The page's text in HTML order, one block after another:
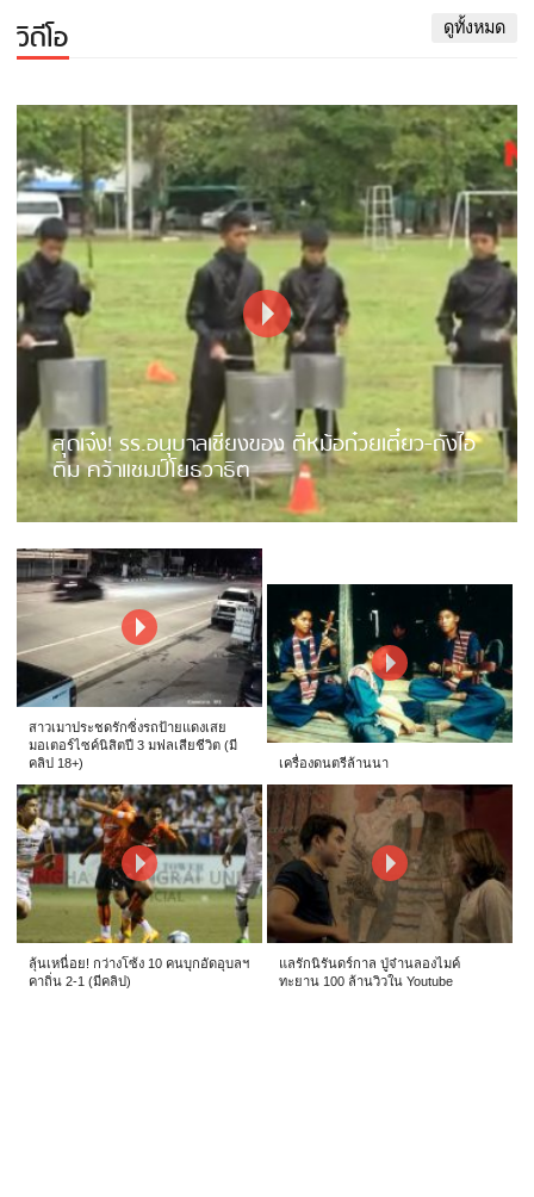
วิดีโอ ดูทั้งหมด
สุดเจ๋ง! รร.อนุบาลเชียงของ ตีหม้อก๋วยเตี๋ยว-ถังไอ
ติม คว้าแชมป์โยธวาธิต
สาวเมาประชดรักซิ่งรถป้ายแดงเสย
มอเตอร์ไซค์นิสิตปี 3 มฟลเสียชีวิต (มี
คลิป 18+)
เครื่องดนตรีล้านนา
ลุ้นเหนื่อย! กว่างโซ้ง 10 คนบุกอัดอุบลฯ
คาถิ่น 2-1 (มีคลิป)
แลรักนิรันดร์กาล ปู่จ๋านลองไมค์
ทะยาน 100 ล้านวิวใน Youtube